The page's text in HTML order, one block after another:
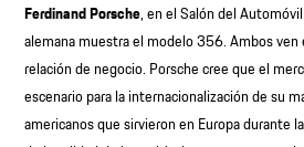
Ferdinand Porsche, en el Salón del
alemana muestra el modelo 356. Ambos
relación de negocio. Porsche cree que el
escenario para la internacionalización de su
americanos que sirvieron en Europa durante